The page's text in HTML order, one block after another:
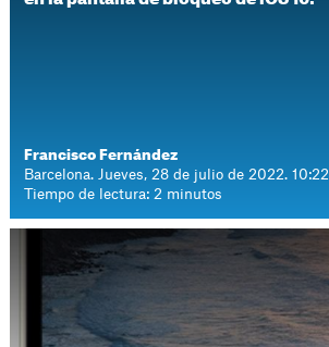
Francisco Fernández
Barcelona. Jueves, 28 de julio de 2022. 10:22
Tiempo de lectura: 2 minutos